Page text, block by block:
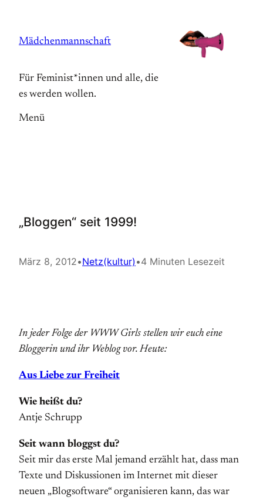
springen
Mädchenmannschaft
Für Feminist*innen und alle, die
es werden wollen.
Menü
„Bloggen“ seit 1999!
März 8, 2012•Netz(kultur) •4 Minuten Lesezeit
In jeder Folge der WWW Girls stellen wir euch eine
Bloggerin und ihr Weblog vor. Heute:
Aus Liebe zur Freiheit
Wie heißt du?
Antje Schrupp
Seit wann bloggst du?
Seit mir das erste Mal jemand erzählt hat, dass man
Texte und Diskussionen im Internet mit dieser
neuen „Blogsoftware“ organisieren kann, das war